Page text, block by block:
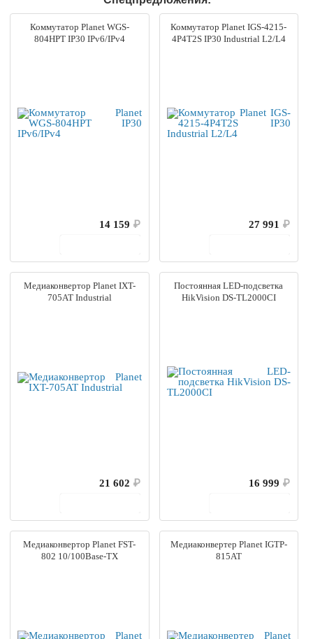
Коммутатор Planet WGS-
804HPT IP30 IPv6/IPv4
14 159 ₽
Коммутатор Planet IGS-4215-
4P4T2S IP30 Industrial L2/L4
27 991 ₽
Медиаконвертор Planet IXT-
705AT Industrial
21 602 ₽
Постоянная LED-подсветка
HikVision DS-TL2000CI
16 999 ₽
Медиаконвертор Planet FST-
802 10/100Base-TX
Медиаконвертер Planet IGTP-
815AT